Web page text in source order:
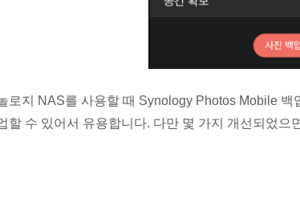
로지 NAS를 사용할 때 Synology Photos Mobile
할 수 있어서 유용합니다. 다만 몇 가지 개선되었으